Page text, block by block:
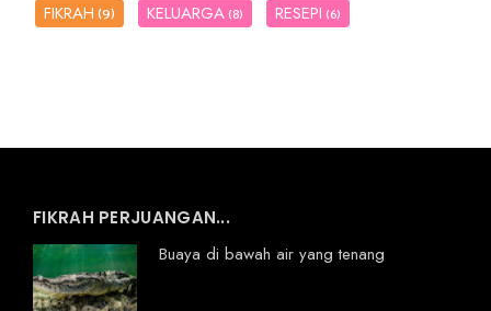
FIKRAH(9) KELUARGA (8) RESEPI (6)
FIKRAH PERJUANGAN...
Buaya di bawah air yang tenang